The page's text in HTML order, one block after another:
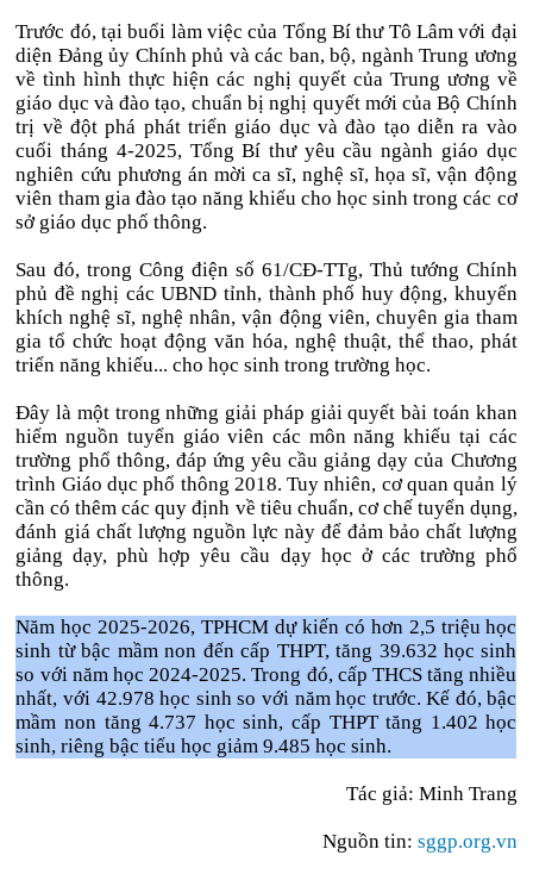
Trước đó, tại buổi làm việc của Tổng Bí thư Tô Lâm với đại
diện Đảng ủy Chính phủ và các ban, bộ, ngành Trung ương
về tình hình thực hiện các nghị quyết của Trung ương về
giáo dục và đào tạo, chuẩn bị nghị quyết mới của Bộ Chính
trị về đột phá phát triển giáo dục và đào tạo diễn ra vào
cuối tháng 4-2025, Tổng Bí thư yêu cầu ngành giáo dục
nghiên cứu phương án mời ca sĩ, nghệ sĩ, họa sĩ, vận động
viên tham gia đào tạo năng khiếu cho học sinh trong các cơ
sở giáo dục phổ thông.
Sau đó, trong Công điện số 61/CĐ-TTg, Thủ tướng Chính
phủ đề nghị các UBND tỉnh, thành phố huy động, khuyến
khích nghệ sĩ, nghệ nhân, vận động viên, chuyên gia tham
gia tổ chức hoạt động văn hóa, nghệ thuật, thể thao, phát
triển năng khiếu... cho học sinh trong trường học.
Đây là một trong những giải pháp giải quyết bài toán khan
hiếm nguồn tuyển giáo viên các môn năng khiếu tại các
trường phổ thông, đáp ứng yêu cầu giảng dạy của Chương
trình Giáo dục phổ thông 2018. Tuy nhiên, cơ quan quản lý
cần có thêm các quy định về tiêu chuẩn, cơ chế tuyển dụng,
đánh giá chất lượng nguồn lực này để đảm bảo chất lượng
giảng dạy, phù hợp yêu cầu dạy học ở các trường phổ
thông.
Năm học 2025-2026, TPHCM dự kiến có hơn 2,5 triệu học
sinh từ bậc mầm non đến cấp THPT, tăng 39.632 học sinh
so với năm học 2024-2025. Trong đó, cấp THCS tăng nhiều
nhất, với 42.978 học sinh so với năm học trước. Kế đó, bậc
mầm non tăng 4.737 học sinh, cấp THPT tăng 1.402 học
sinh, riêng bậc tiểu học giảm 9.485 học sinh.
Tác giả: Minh Trang
Nguồn tin: sggp.org.vn